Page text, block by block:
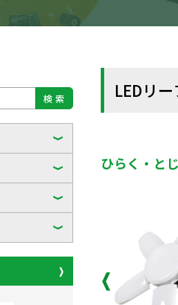
検 索
LEDリ
ひらく・と